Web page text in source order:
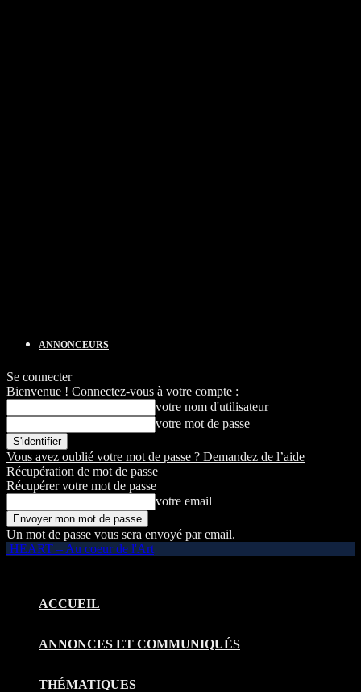
ANNONCEURS
Se connecter
Bienvenue ! Connectez-vous à votre compte :
votre nom d'utilisateur
votre mot de passe
Vous avez oublié votre mot de passe ? Demandez de l’aide
Récupération de mot de passe
Récupérer votre mot de passe
votre email
Un mot de passe vous sera envoyé par email.
HEART – Au coeur de l'Art
ACCUEIL
ANNONCES ET COMMUNIQUÉS
THÉMATIQUES